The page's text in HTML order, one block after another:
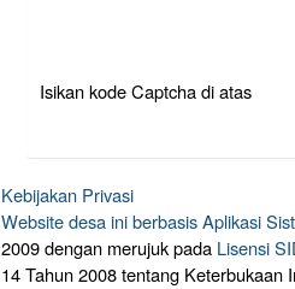
Isikan kode Captcha di atas
Kebijakan Privasi
Website desa ini berbasisAplikasi
2009 dengan merujuk pada Lisensi
14 Tahun 2008 tentang Keterbukaan